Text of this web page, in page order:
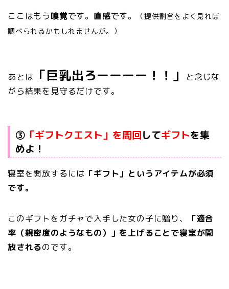
ここはもう嗅覚です。 直感です。
（提供割合をよく見れば
調べられるかもしれませんが。）
あとは 「巨乳出ろーーーー！！」
と念じな
がら結果を見守るだけです。
③ 「ギフトクエスト」を周回してギフトを集
めよ！
寝室を開放するには 「ギフト」というアイテムが必須
です。
このギフトをガチャで入手した女の子に贈り、
「適合
率（親密度のようなもの）」を上げることで寝室が開
放されるのです。